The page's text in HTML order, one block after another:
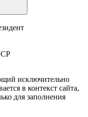
исключительно
в контекст сайта,
для заполнения